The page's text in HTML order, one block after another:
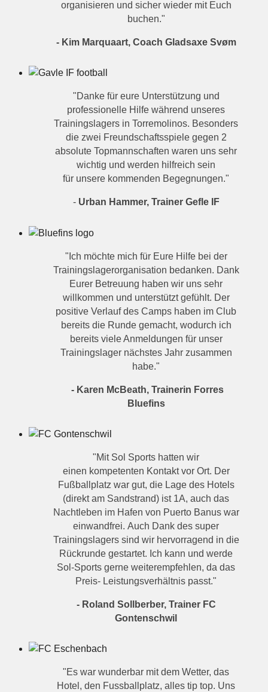
organisieren und sicher wieder mit Euch
buchen."
- Kim Marquaart, Coach Gladsaxe Svøm
"Danke für eure Unterstützung und
professionelle Hilfe während unseres
Trainingslagers in Torremolinos. Besonders
die zwei Freundschaftsspiele gegen 2
absolute Topmannschaften waren uns sehr
wichtig und werden hilfreich sein
für unsere kommenden Begegnungen."
- Urban Hammer, Trainer Gefle IF
"Ich möchte mich für Eure Hilfe bei der
Trainingslagerorganisation bedanken. Dank
Eurer Betreuung haben wir uns sehr
willkommen und unterstützt gefühlt. Der
positive Verlauf des Camps haben im Club
bereits die Runde gemacht, wodurch ich
bereits viele Anmeldungen für unser
Trainingslager nächstes Jahr zusammen
habe."
- Karen McBeath, Trainerin Forres
Bluefins
"Mit Sol Sports hatten wir
einen kompetenten Kontakt vor Ort. Der
Fußballplatz war gut, die Lage des Hotels
(direkt am Sandstrand) ist 1A, auch das
Nachtleben im Hafen von Puerto Banus war
einwandfrei. Auch Dank des super
Trainingslagers sind wir hervorragend in die
Rückrunde gestartet. Ich kann und werde
Sol-Sports gerne weiterempfehlen, da das
Preis- Leistungsverhältnis passt."
- Roland Sollberber, Trainer FC
Gontenschwil
"Es war wunderbar mit dem Wetter, das
Hotel, den Fussballplatz, alles tip top. Uns